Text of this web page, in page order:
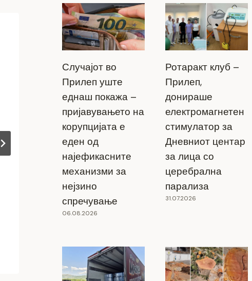
Македонските лекари изведоа прва
трансплантација на менискус
26.04.2025
Случајот во
Прилеп уште
еднаш покажа –
пријавувањето на
корупцијата е
еден од
најефикасните
механизми за
нејзино
спречување
06.08.2026
Ротаракт клуб –
Прилеп,
донираше
електромагнетен
стимулатор за
Дневниот центар
за лица со
церебрална
парализа
31.07.2026